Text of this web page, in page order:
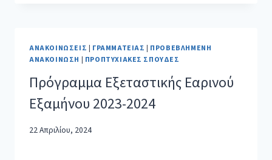
ΑΝΑΚΟΙΝΏΣΕΙΣ | ΓΡΑΜΜΑΤΕΊΑΣ | ΠΡΟΒΕΒΛΗΜΈΝΗ
ΑΝΑΚΟΊΝΩΣΗ | ΠΡΟΠΤΥΧΙΑΚΈΣ ΣΠΟΥΔΈΣ
Πρόγραμμα Εξεταστικής Εαρινού
Εξαμήνου 2023-2024
22 Απριλίου, 2024